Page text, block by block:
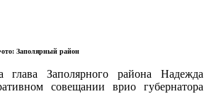
Заполярный район
глава Заполярного района Надежда
совещании врио губернатора